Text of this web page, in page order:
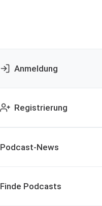
Anmeldung
Registrierung
Podcast-News
Finde Podcasts